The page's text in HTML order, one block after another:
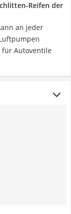
Reifen der
an jeder
Autoventile